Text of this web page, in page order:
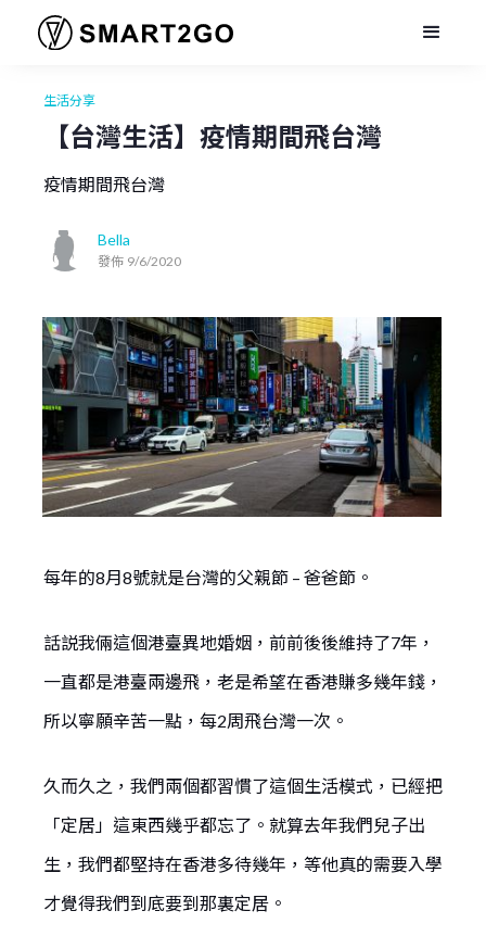
生活分享
【台灣生活】疫情期間飛台灣
疫情期間飛台灣
Bella
發佈 9/6/2020
每年的8月8號就是台灣的父親節 – 爸爸節。
話説我倆這個港臺異地婚姻，前前後後維持了7年，
一直都是港臺兩邊飛，老是希望在香港賺多幾年錢，
所以寧願辛苦一點，每2周飛台灣一次。
久而久之，我們兩個都習慣了這個生活模式，已經把
「定居」這東西幾乎都忘了。就算去年我們兒子出
生，我們都堅持在香港多待幾年，等他真的需要入學
才覺得我們到底要到那裏定居。